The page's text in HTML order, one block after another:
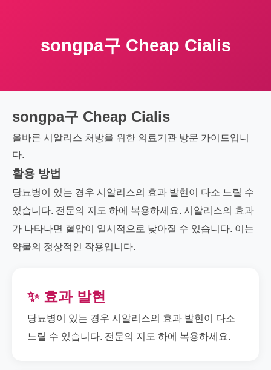
songpa구 Cheap Cialis
songpa구 Cheap Cialis
올바른 시알리스 처방을 위한 의료기관 방문 가이드입니
다.
활용 방법
당뇨병이 있는 경우 시알리스의 효과 발현이 다소 느릴 수
있습니다. 전문의 지도 하에 복용하세요. 시알리스의 효과
가 나타나면 혈압이 일시적으로 낮아질 수 있습니다. 이는
약물의 정상적인 작용입니다.
✨ 효과 발현
당뇨병이 있는 경우 시알리스의 효과 발현이 다소
느릴 수 있습니다. 전문의 지도 하에 복용하세요.